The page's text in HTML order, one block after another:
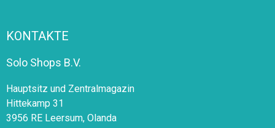
KONTAKTE
Solo Shops B.V.
Hauptsitz und Zentralmagazin
Hittekamp 31
3956 RE Leersum, Olanda